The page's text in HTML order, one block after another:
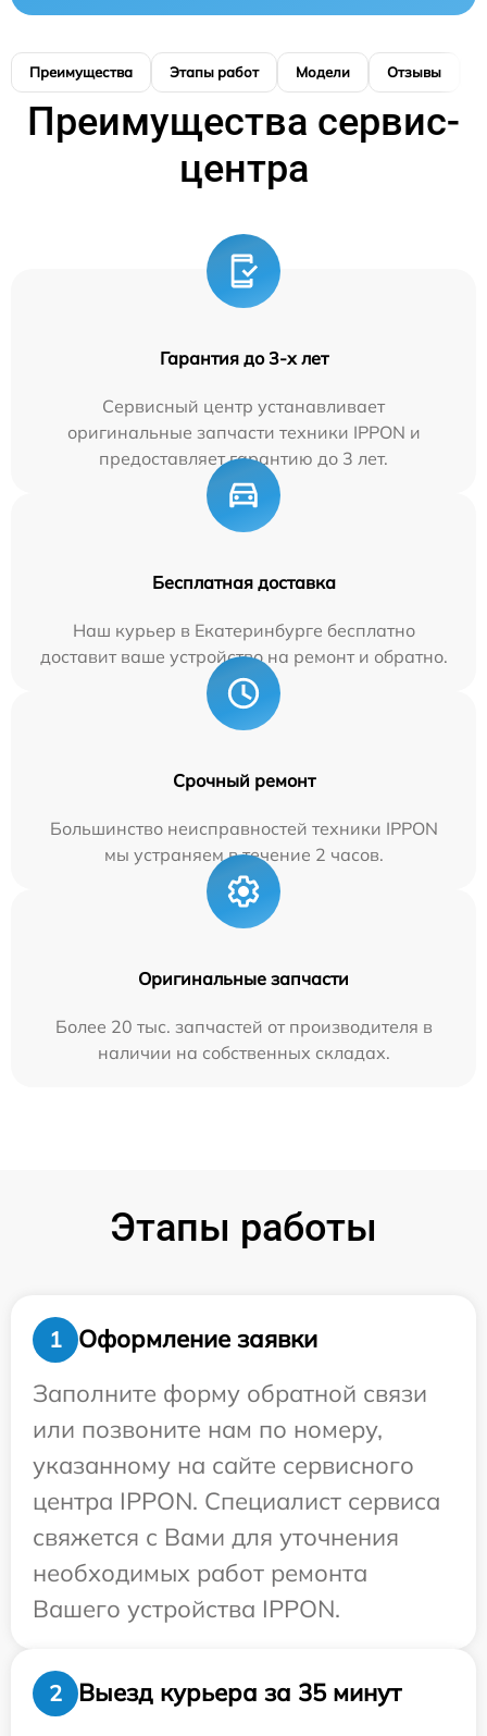
Преимущества Этапы работ Модели Отзывы
Преимущества сервис-
центра
Гарантия до 3-х лет
Сервисный центр устанавливает
оригинальные запчасти техники IPPON и
предоставляет гарантию до 3 лет.
Бесплатная доставка
Наш курьер в Екатеринбурге бесплатно
доставит ваше устройство на ремонт и обратно.
Срочный ремонт
Большинство неисправностей техники IPPON
мы устраняем в течение 2 часов.
Оригинальные запчасти
Более 20 тыс. запчастей от производителя в
наличии на собственных складах.
Этапы работы
1
Оформление заявки
Заполните форму обратной связи
или позвоните нам по номеру,
указанному на сайте сервисного
центра IPPON. Специалист сервиса
свяжется с Вами для уточнения
необходимых работ ремонта
Вашего устройства IPPON.
2
Выезд курьера за 35 минут